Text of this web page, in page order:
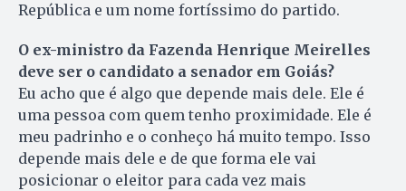
República e um nome fortíssimo do partido.
O ex-ministro da Fazenda Henrique Meirelles
deve ser o candidato a senador em Goiás?
Eu acho que é algo que depende mais dele. Ele é
uma pessoa com quem tenho proximidade. Ele é
meu padrinho e o conheço há muito tempo. Isso
depende mais dele e de que forma ele vai
posicionar o eleitor para cada vez mais